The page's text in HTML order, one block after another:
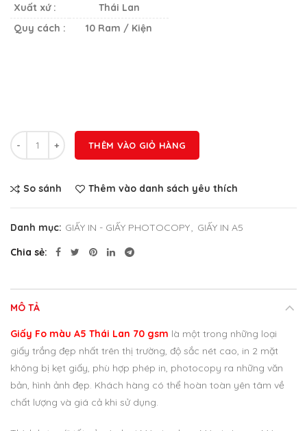
Xuất xứ :
Thái Lan
Quy cách :
10 Ram / Kiện
Số lượng
THÊM VÀO GIỎ HÀNG
So sánh Thêm vào danh sách yêu thích
Danh mục: GIẤY IN - GIẤY PHOTOCOPY, GIẤY IN A5
Chia sẻ
MÔ TẢ
Giấy Fo màu A5 Thái Lan 70 gsm là một trong những loại
giấy trắng đẹp nhất trên thị trường, độ sắc nét cao, in 2 mặt
không bị kẹt giấy, phù hợp phép in, photocopy ra những văn
bản, hình ảnh đẹp. Khách hàng có thể hoàn toàn yên tâm về
chất lượng và giá cả khi sử dụng.